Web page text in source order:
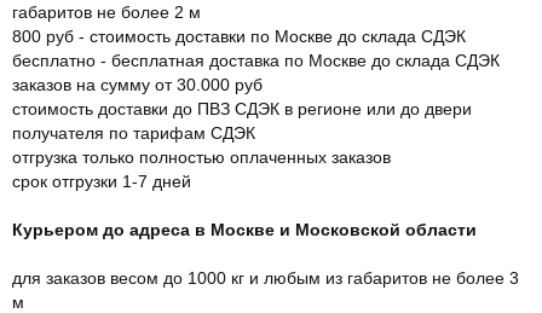
габаритов не более 2 м
800 руб - стоимость доставки по Москве до склада СДЭК
бесплатно - бесплатная доставка по Москве до склада СДЭК
заказов на сумму от 30.000 руб
стоимость доставки до ПВЗ СДЭК в регионе или до двери
получателя по тарифам СДЭК
отгрузка только полностью оплаченных заказов
срок отгрузки 1-7 дней
Курьером до адреса в Москве и Московской области
для заказов весом до 1000 кг и любым из габаритов не более 3
м